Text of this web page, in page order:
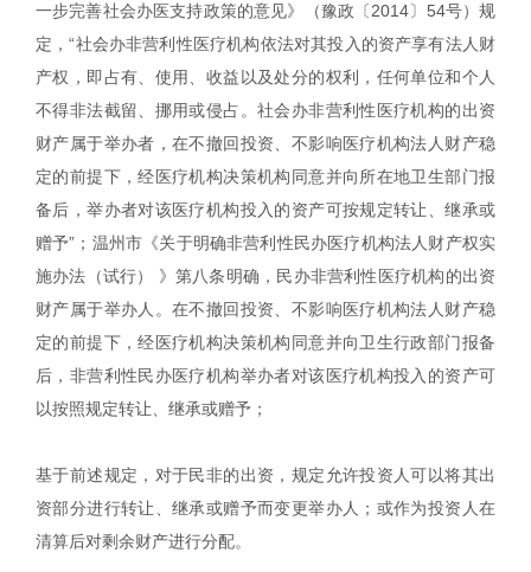
一步完善社会办医支持政策的意见》（豫政〔2014〕54号）规
定，“社会办非营利性医疗机构依法对其投入的资产享有法人财
产权，即占有、使用、收益以及处分的权利，任何单位和个人
不得非法截留、挪用或侵占。社会办非营利性医疗机构的出资
财产属于举办者，在不撤回投资、不影响医疗机构法人财产稳
定的前提下，经医疗机构决策机构同意并向所在地卫生部门报
备后，举办者对该医疗机构投入的资产可按规定转让、继承或
赠予”；温州市《关于明确非营利性民办医疗机构法人财产权实
施办法（试行） 》第八条明确，民办非营利性医疗机构的出资
财产属于举办人。在不撤回投资、不影响医疗机构法人财产稳
定的前提下，经医疗机构决策机构同意并向卫生行政部门报备
后，非营利性民办医疗机构举办者对该医疗机构投入的资产可
以按照规定转让、继承或赠予；
基于前述规定，对于民非的出资，规定允许投资人可以将其出
资部分进行转让、继承或赠予而变更举办人；或作为投资人在
清算后对剩余财产进行分配。